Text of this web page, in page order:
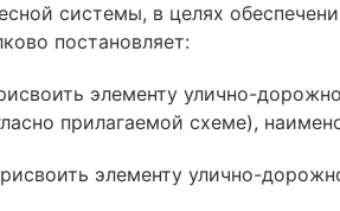
системы, в целях
постановляет:
элементу улично-
прилагаемой схеме),
элементу улично-